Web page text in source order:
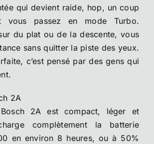
qui devient raide, hop, un coup
vous passez en mode Turbo.
du plat ou de la descente, vous
sans quitter la piste des yeux.
c’est pensé par des gens qui
2A
2A est compact, léger et
complètement la batterie
en environ 8 heures, ou à 50%